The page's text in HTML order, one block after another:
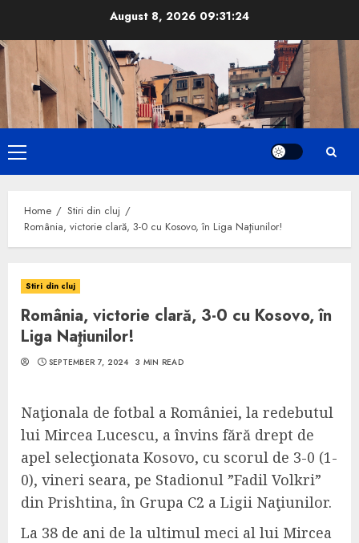
content
August 8, 2026 09:31:25
Primary
Menu
Home
Stiri din cluj
România, victorie clară, 3-0 cu Kosovo, în Liga Naţiunilor!
Stiri din cluj
România, victorie clară, 3-0 cu Kosovo, în
Liga Naţiunilor!
SEPTEMBER 7, 2024 3 MIN READ
Naţionala de fotbal a României, la redebutul
lui Mircea Lucescu, a învins fără drept de
apel selecţionata Kosovo, cu scorul de 3-0 (1-
0), vineri seara, pe Stadionul ”Fadil Volkri”
din Prishtina, în Grupa C2 a Ligii Naţiunilor.
La 38 de ani de la ultimul meci al lui Mircea